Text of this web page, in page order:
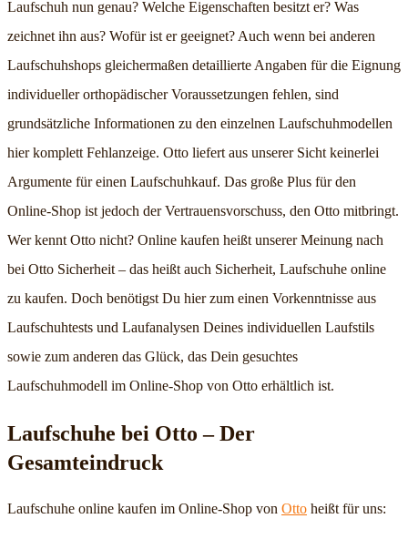
Laufschuh nun genau? Welche Eigenschaften besitzt er? Was
zeichnet ihn aus? Wofür ist er geeignet? Auch wenn bei anderen
Laufschuhshops gleichermaßen detaillierte Angaben für die Eignung
individueller orthopädischer Voraussetzungen fehlen, sind
grundsätzliche Informationen zu den einzelnen Laufschuhmodellen
hier komplett Fehlanzeige. Otto liefert aus unserer Sicht keinerlei
Argumente für einen Laufschuhkauf. Das große Plus für den
Online-Shop ist jedoch der Vertrauensvorschuss, den Otto mitbringt.
Wer kennt Otto nicht? Online kaufen heißt unserer Meinung nach
bei Otto Sicherheit – das heißt auch Sicherheit, Laufschuhe online
zu kaufen. Doch benötigst Du hier zum einen Vorkenntnisse aus
Laufschuhtests und Laufanalysen Deines individuellen Laufstils
sowie zum anderen das Glück, das Dein gesuchtes
Laufschuhmodell im Online-Shop von Otto erhältlich ist.
Laufschuhe bei Otto – Der
Gesamteindruck
Laufschuhe online kaufen im Online-Shop von Otto heißt für uns: